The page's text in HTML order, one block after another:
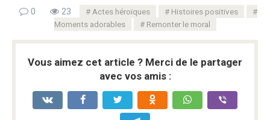
0 23 Actes héroïques
Histoires positives
Moments adorables
Remonter le moral
Vous aimez cet article ? Merci de le partager
avec vos amis :